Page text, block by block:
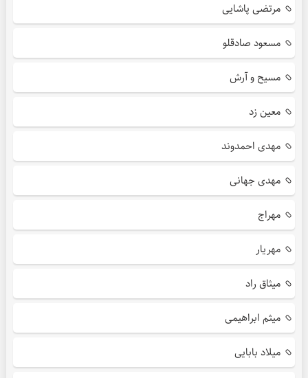
مرتضی پاشایی
مسعود صادقلو
مسیح و آرش
معین زد
مهدی احمدوند
مهدی جهانی
مهراج
مهریار
میثاق راد
میثم ابراهیمی
میلاد بابایی